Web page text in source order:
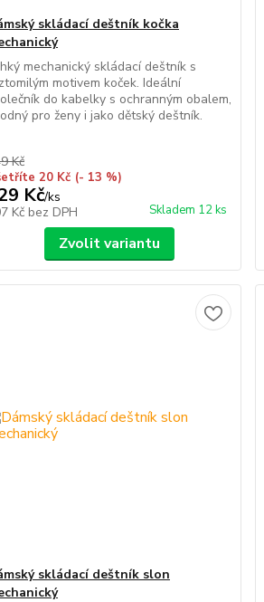
skládací deštník kočka
mechanický skládací deštník s
motivem koček. Ideální
do kabelky s ochranným obalem,
pro ženy i jako dětský deštník.
Kč
20 Kč (- 13 %)
Kč/ks
Kč bez DPH Skladem 12 ks
Zvolit variantu
skládací deštník slon